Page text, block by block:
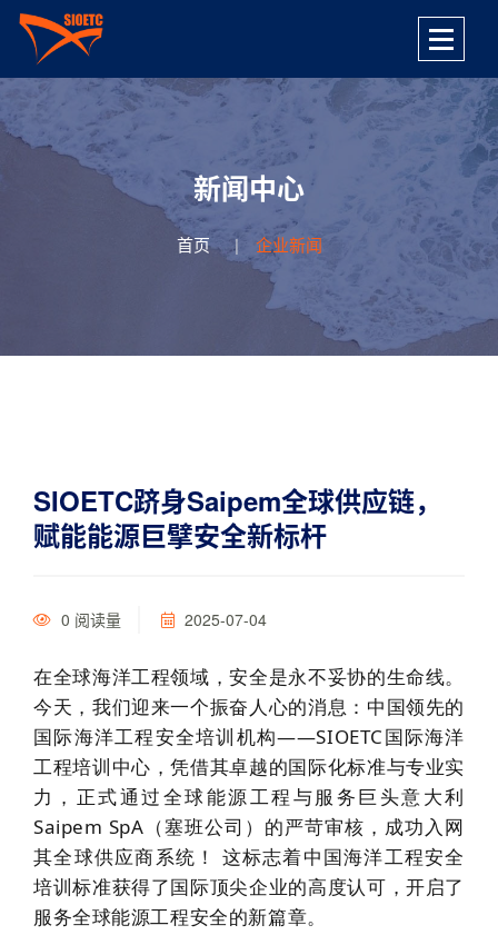
新闻中心
首页 企业新闻
SIOETC跻身Saipem全球供应链，
赋能能源巨擘安全新标杆
0 阅读量 2025-07-04
在全球海洋工程领域，安全是永不妥协的生命线。
今天，我们迎来一个振奋人心的消息： 中国领先的
国际海洋工程安全培训机构——SIOETC国际海洋
工程培训中心 ，凭借其卓越的国际化标准与专业实
力， 正式通过全球能源工程与服务巨头意大利
Saipem SpA（塞班公司）的严苛审核，成功入网
其全球供应商系统！
这标志着中国海洋工程安全
培训标准获得了国际顶尖企业的高度认可，开启了
服务全球能源工程安全的新篇章。